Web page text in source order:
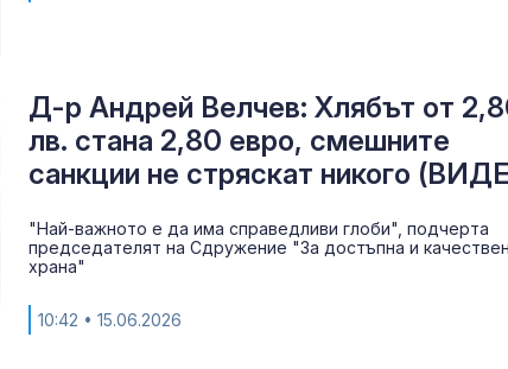
Д-р Андрей Велчев: Хлябът от
лв. стана 2,80 евро, смешните
санкции не стряскат никого
"Най-важното е да има справедливи глоби", подчерта
председателят на Сдружение "За достъпна и
храна"
10:42 • 15.06.2026